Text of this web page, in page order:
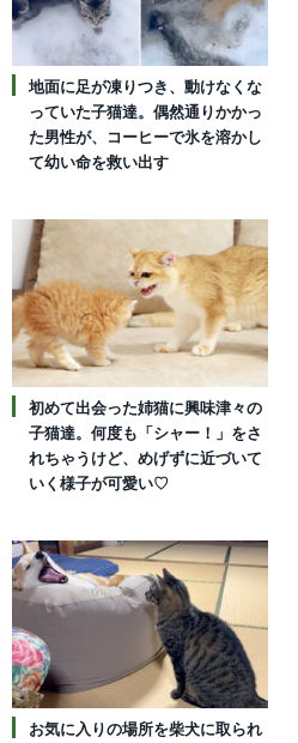
地面に足が凍りつき、動けなくな
っていた子猫達。偶然通りかかっ
た男性が、コーヒーで氷を溶かし
て幼い命を救い出す
初めて出会った姉猫に興味津々の
子猫達。何度も「シャー！」をさ
れちゃうけど、めげずに近づいて
いく様子が可愛い♡
お気に入りの場所を柴犬に取られ